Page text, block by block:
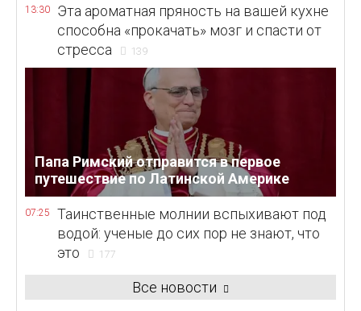
13:30
Эта ароматная пряность на вашей кухне
способна «прокачать» мозг и спасти от
стресса
139
Папа Римский отправится в первое
путешествие по Латинской Америке
07:25
Таинственные молнии вспыхивают под
водой: ученые до сих пор не знают, что
это
177
Все новости